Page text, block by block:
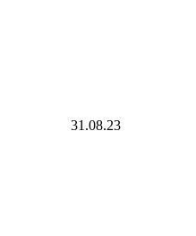
31.08.23